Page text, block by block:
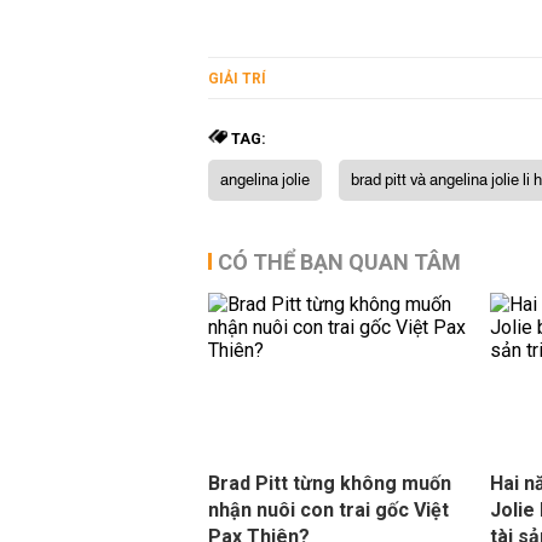
GIẢI TRÍ
TAG:
angelina jolie brad pitt và angelina jolie li
CÓ THỂ BẠN QUAN TÂM
Brad Pitt từng không muốn
nhận nuôi con trai gốc Việt
Pax Thiên?
Hai
Jolie
tài